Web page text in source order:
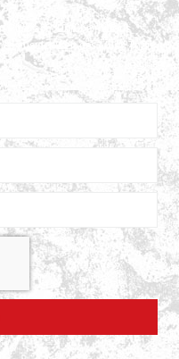
Postfach. Darüber hinaus
aus der Welt des Muay Thai